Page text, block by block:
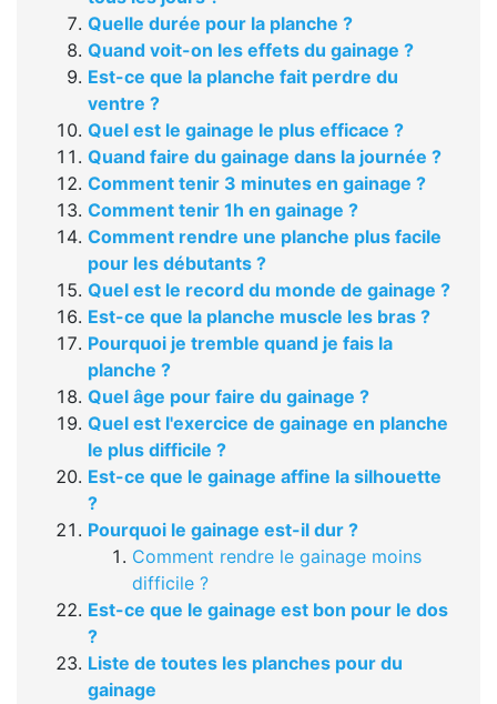
Quelle durée pour la planche ?
Quand voit-on les effets du gainage ?
Est-ce que la planche fait perdre du
ventre ?
Quel est le gainage le plus efficace ?
Quand faire du gainage dans la journée ?
Comment tenir 3 minutes en gainage ?
Comment tenir 1h en gainage ?
Comment rendre une planche plus facile
pour les débutants ?
Quel est le record du monde de gainage ?
Est-ce que la planche muscle les bras ?
Pourquoi je tremble quand je fais la
planche ?
Quel âge pour faire du gainage ?
Quel est l'exercice de gainage en planche
le plus difficile ?
Est-ce que le gainage affine la silhouette
?
Pourquoi le gainage est-il dur ?
Comment rendre le gainage moins
difficile ?
Est-ce que le gainage est bon pour le dos
?
Liste de toutes les planches pour du
gainage